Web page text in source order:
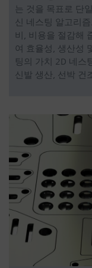
는 것을 목표로 단
신 네스팅 알고리
비, 비용을 절감해
여 효율성, 생산성
팅의 가치 2D 네스
신발 생산, 선박 건